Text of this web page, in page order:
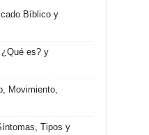
Bíblico y
es? y
Movimiento,
Tipos y